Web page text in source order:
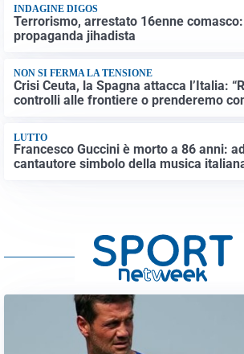
INDAGINE DIGOS
Terrorismo, arrestato 16enne
propaganda jihadista
NON SI FERMA LA TENSIONE
Crisi Ceuta, la Spagna attacca l’Italia:
controlli alle frontiere o prenderemo
LUTTO
Francesco Guccini è morto a 86 anni:
cantautore simbolo della musica